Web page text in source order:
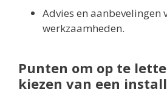
Advies en aanbevelingen
werkzaamheden.
Punten om op te
kiezen van een